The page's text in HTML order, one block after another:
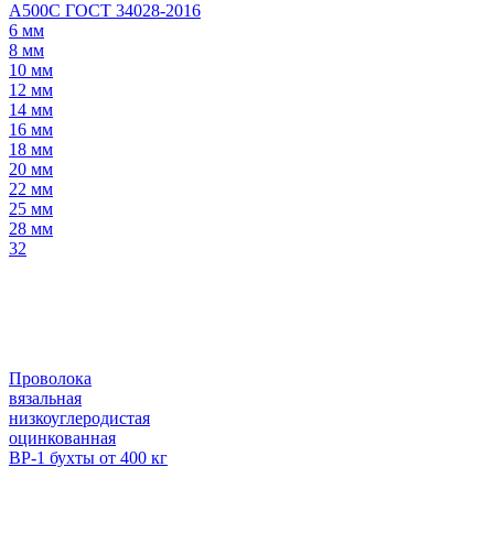
А500С ГОСТ 34028-2016
6 мм
8 мм
10 мм
12 мм
14 мм
16 мм
18 мм
20 мм
22 мм
25 мм
28 мм
32
Проволока
вязальная
низкоуглеродистая
оцинкованная
ВР-1 бухты от 400 кг